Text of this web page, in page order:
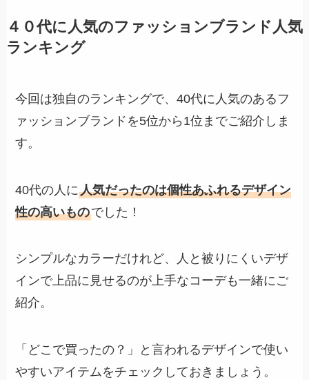
４０代に人気のファッションブランド人気
ランキング
今回は独自のランキングで、40代に人気のあるフ
ァッションブランドを5位から1位までご紹介しま
す。
40代の人に人気だったのは個性あふれるデザイン
性の高いものでした！
シンプルなカラーだけれど、人と被りにくいデザ
インで上品に見せるのが上手なコーデも一緒にご
紹介。
「どこで買ったの？」と言われるデザインで使い
やすいアイテムをチェックしておきましょう。